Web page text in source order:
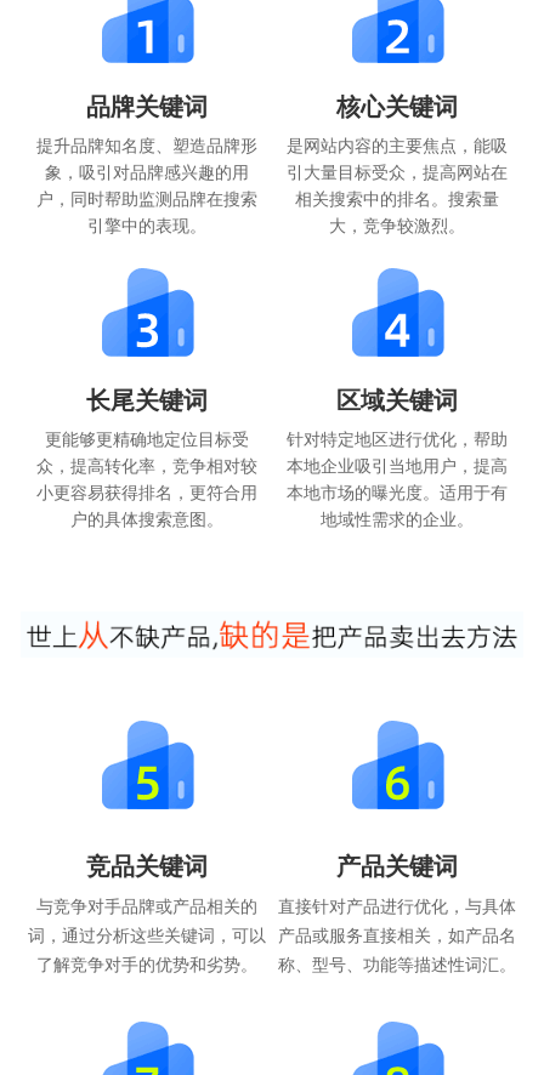
品牌关键词
提升品牌知名度、塑造品牌形
象，吸引对品牌感兴趣的用
户，同时帮助监测品牌在搜索
引擎中的表现。
核心关键词
是网站内容的主要焦点，能吸
引大量目标受众，提高网站在
相关搜索中的排名。搜索量
大，竞争较激烈。
长尾关键词
更能够更精确地定位目标受
众，提高转化率，竞争相对较
小更容易获得排名，更符合用
户的具体搜索意图。
区域关键词
针对特定地区进行优化，帮助
本地企业吸引当地用户，提高
本地市场的曝光度。适用于有
地域性需求的企业。
竞品关键词
与竞争对手品牌或产品相关的
词，通过分析这些关键词，可以
了解竞争对手的优势和劣势。
产品关键词
直接针对产品进行优化，与具体
产品或服务直接相关，如产品名
称、型号、功能等描述性词汇。